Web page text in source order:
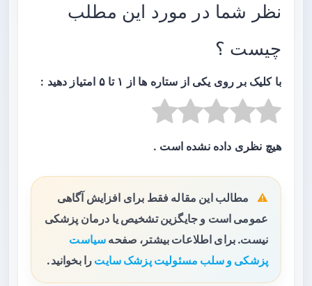
نظر شما در مورد این مطلب
چیست ؟
با کلیک بر روی یکی از ستاره ها از ۱ تا ۵ امتیاز دهید :
هیچ نظری داده نشده است .
مطالب این مقاله فقط برای افزایش آگاهی
عمومی است و جایگزین تشخیص یا درمان پزشکی
نیست. برای اطلاعات بیشتر، صفحه سیاست
پزشکی و سلب مسئولیت پزشک سایت را بخوانید.